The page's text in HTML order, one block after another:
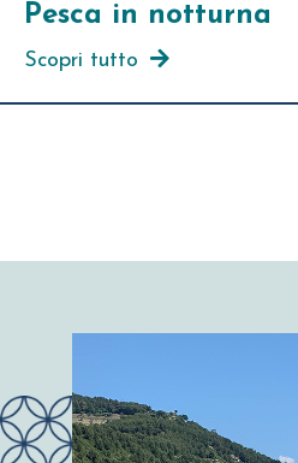
Pesca in notturna
Scopri tutto